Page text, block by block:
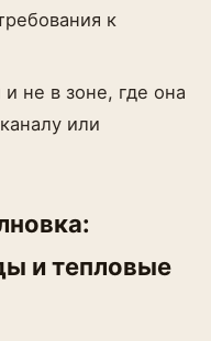
к
не в зоне, где она
или
и тепловые